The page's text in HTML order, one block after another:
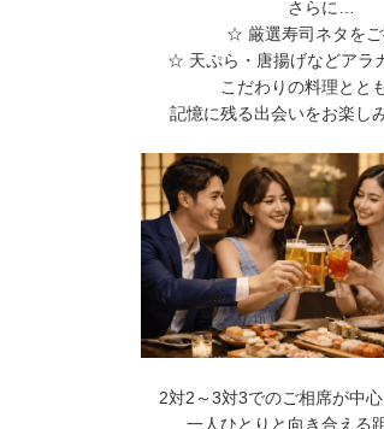
さらに…
☆ 厳選寿司ネタを
☆ 天ぷら・唐揚げなどアラ
こだわりの料理とと
記憶に残る出会いをお楽し
2対2～3対3でのご相席が中心
一人ひとりと向き合える